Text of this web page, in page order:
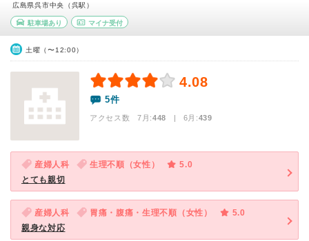
広島県呉市中央（呉駅）
駐車場あり マイナ受付
土曜（〜12:00）
4.08
5件
アクセス数 7月:448 | 6月:439
産婦人科 生理不順（女性）
5.0
とても親切
産婦人科 胃痛・腹痛・生理不順（女性）
5.0
親身な対応